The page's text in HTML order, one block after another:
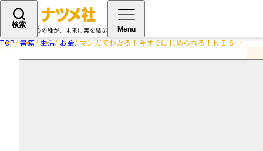
検索
Menu
TOP 書籍 生活 お金 マンガでわかる！今すぐはじめられる！ＮＩＳＡ＆ｉＤｅＣｏ